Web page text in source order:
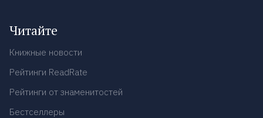
Читайте
Книжные новости
Рейтинги ReadRate
Рейтинги от знаменитостей
Бестселлеры